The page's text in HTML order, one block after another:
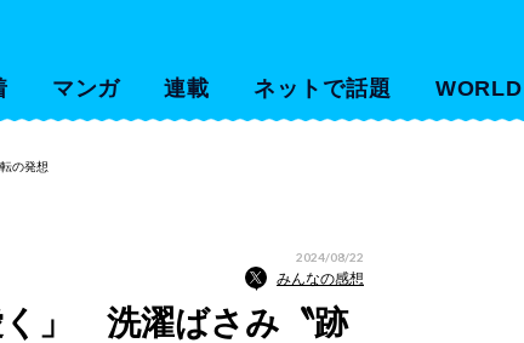
マンガ 連載 ネットで話題 WORLD
の発想
2024/08/22
みんなの感想
く」 洗濯ばさみ〝跡